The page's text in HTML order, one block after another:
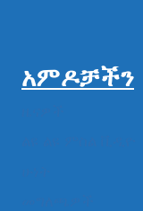
አምዶቻችን